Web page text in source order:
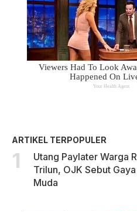
ARTIKEL TERPOPULER
Utang Paylater Warga
Trilun, OJK Sebut
Muda